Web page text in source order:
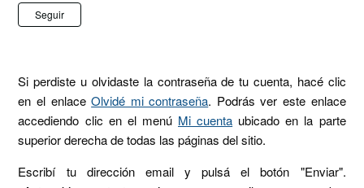
Seguir
Si perdiste u olvidaste la contraseña de tu cuenta, hacé clic
en el enlaceOlvidé mi contraseña. Podrás ver este enlace
accediendo clic en el menú Mi cuenta ubicado en la parte
superior derecha de todas las páginas del sitio.
Escribí tu dirección email y pulsá el botón "Enviar".